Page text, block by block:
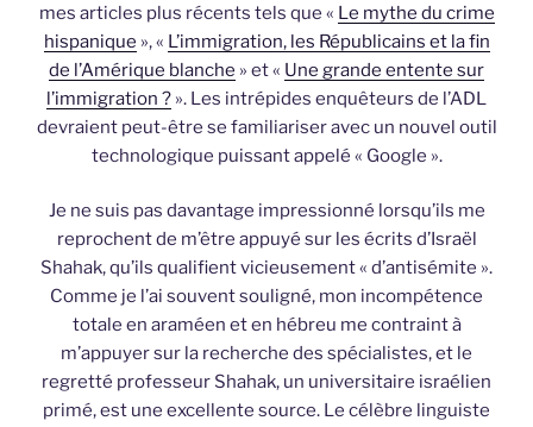
mes articles plus récents tels que « Le mythe du crime
hispanique », « L’immigration, les Républicains et la fin
de l’Amérique blanche » et « Une grande entente sur
l’immigration ? ». Les intrépides enquêteurs de l’ADL
devraient peut-être se familiariser avec un nouvel outil
technologique puissant appelé « Google ».
Je ne suis pas davantage impressionné lorsqu’ils me
reprochent de m’être appuyé sur les écrits d’Israël
Shahak, qu’ils qualifient vicieusement « d’antisémite ».
Comme je l’ai souvent souligné, mon incompétence
totale en araméen et en hébreu me contraint à
m’appuyer sur la recherche des spécialistes, et le
regretté professeur Shahak, un universitaire israélien
primé, est une excellente source. Le célèbre linguiste